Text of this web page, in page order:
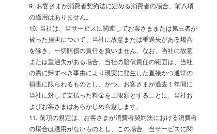
9. お客さまが消費者契約法に定める消費者の場合、前八項
の適用はありません。
10. 当社は、当サービスに関連してお客さままたは第三者が
被った損害について、当社に故意または重過失がある場合
を除き、一切賠償の責任を負いません。なお、当社に故意
または重過失がある場合、当社の賠償責任の範囲は、当社
の責に帰すべき事由により現実に発生した直接かつ通常の
損害に限られるものとし、かつ、お客さまが過去１年間に
当社に対して支払った料金を上限額とすることに、当社お
よびお客さまはあらかじめ合意します。
11. 前項の規定は、お客さまが消費者契約法における消費者
の場合は適用がないものとし、この場合、当サービスに関